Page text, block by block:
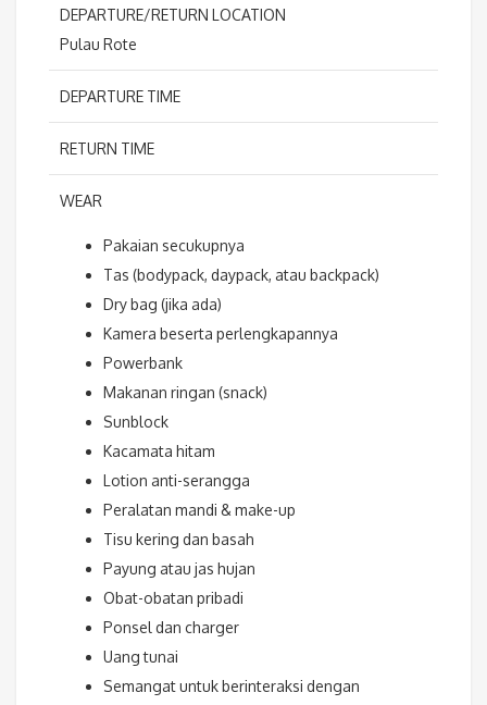
DEPARTURE/RETURN LOCATION
Pulau Rote
DEPARTURE TIME
RETURN TIME
WEAR
Pakaian secukupnya
Tas (bodypack, daypack, atau backpack)
Dry bag (jika ada)
Kamera beserta perlengkapannya
Powerbank
Makanan ringan (snack)
Sunblock
Kacamata hitam
Lotion anti-serangga
Peralatan mandi & make-up
Tisu kering dan basah
Payung atau jas hujan
Obat-obatan pribadi
Ponsel dan charger
Uang tunai
Semangat untuk berinteraksi dengan